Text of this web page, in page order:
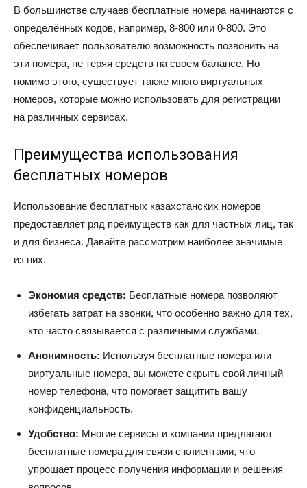
В большинстве случаев бесплатные номера начинаются с
определённых кодов, например, 8-800 или 0-800. Это
обеспечивает пользователю возможность позвонить на
эти номера, не теряя средств на своем балансе. Но
помимо этого, существует также много виртуальных
номеров, которые можно использовать для регистрации
на различных сервисах.
Преимущества использования
бесплатных номеров
Использование бесплатных казахстанских номеров
предоставляет ряд преимуществ как для частных лиц, так
и для бизнеса. Давайте рассмотрим наиболее значимые
из них.
Экономия средств: Бесплатные номера позволяют
избегать затрат на звонки, что особенно важно для тех,
кто часто связывается с различными службами.
Анонимность: Используя бесплатные номера или
виртуальные номера, вы можете скрыть свой личный
номер телефона, что помогает защитить вашу
конфиденциальность.
Удобство: Многие сервисы и компании предлагают
бесплатные номера для связи с клиентами, что
упрощает процесс получения информации и решения